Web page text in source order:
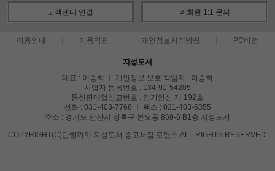
고객센터 연결 비회원 1:1 문의
이용안내 이용약관 개인정보처리방침 PC버전
지성도서
대표 : 이승희 ㅣ 개인정보 보호 책임자 : 이승희
사업자 등록번호 : 134-91-54205
통신판매업신고번호 : 경기안산 제 192호
전화 : 031-403-7768 ㅣ 팩스 : 031-403-6355
주소 : 경기도 안산시 상록구 본오동 869-6 B1층 지성도서
COPYRIGHT(C)단발까까 지성도서 중고서점 로맨스 ALL RIGHTS RESERVED.